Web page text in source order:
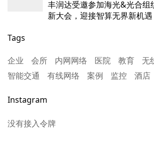
丰润达受邀参加海光&光合组
新大会，迎接智算无界新机
Tags
企业 会所 内网网络 医院 教育 无
智能交通
有线网络 案例 监控 酒店
Instagram
没有接入令牌